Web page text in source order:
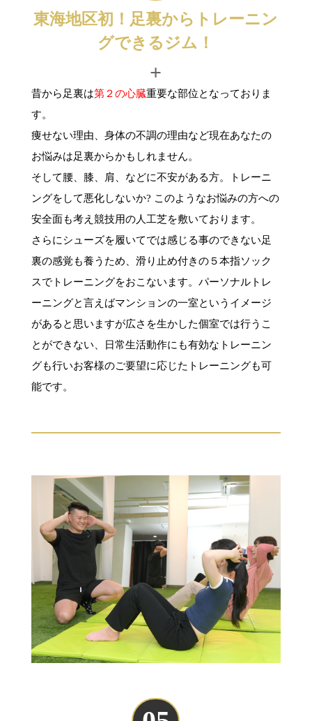
東海地区初！足裏からトレーニン
グできるジム！
+
昔から足裏は第２の心臓重要な部位となっておりま
す。
痩せない理由、身体の不調の理由など現在あなたの
お悩みは足裏からかもしれません。
そして腰、膝、肩、などに不安がある方。トレーニ
ングをして悪化しないか? このようなお悩みの方への
安全面も考え競技用の人工芝を敷いております。
さらにシューズを履いてでは感じる事のできない足
裏の感覚も養うため、滑り止め付きの５本指ソック
スでトレーニングをおこないます。パーソナルトレ
ーニングと言えばマンションの一室というイメージ
があると思いますが広さを生かした個室では行うこ
とができない、日常生活動作にも有効なトレーニン
グも行いお客様のご要望に応じたトレーニングも可
能です。